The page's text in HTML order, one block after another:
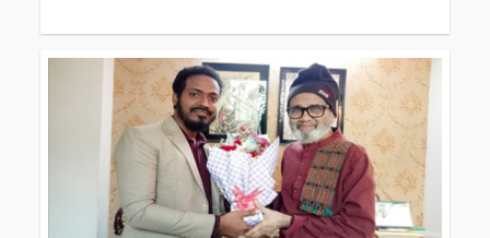
ব্যক্তিত্ব